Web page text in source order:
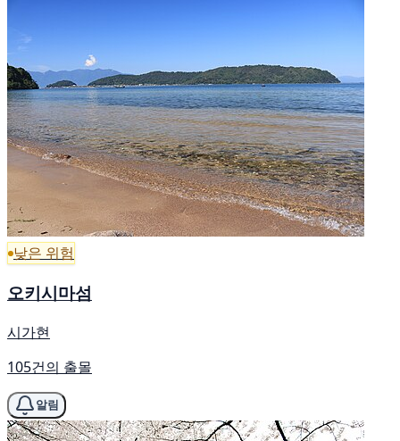
낮은 위험
오키시마섬
시가현
105건의 출몰
알림